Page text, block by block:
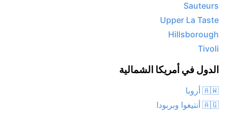
Sauteurs
Upper La Taste
Hillsborough
Tivoli
الدول في أمريكا الشمالية
🇦🇼 أروبا
🇦🇬 أنتيغوا وبربودا